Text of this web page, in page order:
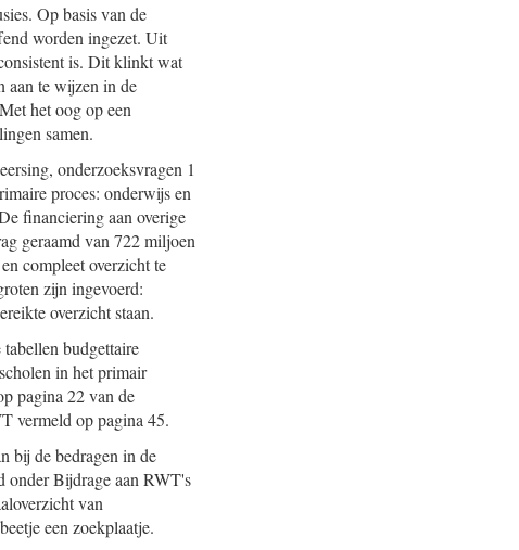
Op basis van de
worden ingezet. Uit
is. Dit klinkt wat
aan te wijzen in de
het oog op een
samen.
onderzoeksvragen 1
proces: onderwijs en
financiering aan overige
geraamd van 722 miljoen
compleet overzicht te
zijn ingevoerd:
overzicht staan.
budgettaire
in het primair
pagina 22 van de
vermeld op pagina 45.
bij de bedragen in de
onder Bijdrage aan RWT's
van
een zoekplaatje.